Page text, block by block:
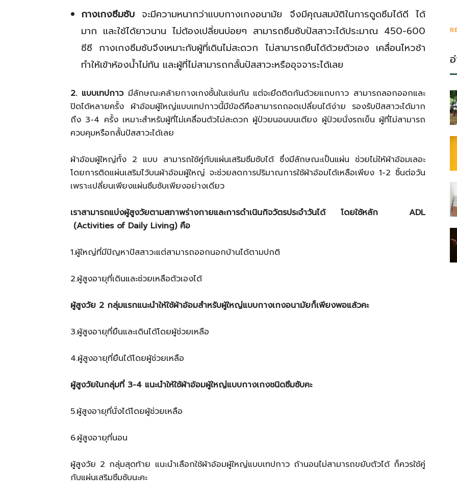
กางเกงซึมซับ จะมีความหนากว่าแบบกางเกงอนามัย จึงมีคุณสมบัติในการดูดซึมได้ดี ได้
มาก และใช้ได้ยาวนาน ไม่ต้องเปลี่ยนบ่อยๆ สามารถซึมซับปัสสาวะได้ประมาณ 450-600
ซีซี กางเกงซึมซับจึงเหมาะกับผู้ที่เดินไม่สะดวก ไม่สามารถยืนได้ด้วยตัวเอง เคลื่อนไหวช้า
ทำให้เข้าห้องน้ำไม่ทัน และผู้ที่ไม่สามารถกลั้นปัสสาวะหรืออุจจาระได้เลย
2. แบบเทปกาวมีลักษณะคล้ายกางเกงชั้นในเช่นกัน แต่จะยึดติดกันด้วยแถบกาว สามารถลอกออกและ
ปิดได้หลายครั้ง ผ้าอ้อมผู้ใหญ่แบบเทปกาวนี้มีข้อดีคือสามารถถอดเปลี่ยนได้ง่าย รองรับปัสสาวะได้มาก
ถึง 3-4 ครั้ง เหมาะสำหรับผู้ที่ไม่เคลื่อนตัวไม่สะดวก ผู้ป่วยนอนบนเตียง ผู้ป่วยนั่งรถเข็น ผู้ที่ไม่สามารถ
ควบคุมหรือกลั้นปัสสาวะได้เลย
ผ้าอ้อมผู้ใหญ่ทั้ง 2 แบบ สามารถใช้คู่กับแผ่นเสริมซึมซับได้ ซึ่งมีลักษณะเป็นแผ่น ช่วยไม่ให้ผ้าอ้อมเลอะ
โดยการติดแผ่นเสริมไว้บนผ้าอ้อมผู้ใหญ่ จะช่วยลดการปริมาณการใช้ผ้าอ้อมได้เหลือเพียง 1-2 ชิ้นต่อวัน
เพราะเปลี่ยนเพียงแผ่นซึมซับเพียงอย่างเดียว
เราสามารถแบ่งผู้สูงวัยตามสภาพร่างกายและการดำเนินกิจวัตรประจำวันได้ โดยใช้หลัก ADL
(Activities of Daily Living) คือ
1.ผู้ใหญ่ที่มีปัญหาปัสสาวะแต่สามารถออกนอกบ้านได้ตามปกติ
2.ผู้สูงอายุที่เดินและช่วยเหลือตัวเองได้
ผู้สูงวัย 2 กลุ่มแรกแนะนำให้ใช้ผ้าอ้อมสำหรับผู้ใหญ่แบบกางเกงอนามัยก็เพียงพอแล้วคะ
3.ผู้สูงอายุที่ยืนและเดินได้โดยผู้ช่วยเหลือ
4.ผู้สูงอายุที่ยืนได้โดยผู้ช่วยเหลือ
ผู้สูงวัยในกลุ่มที่ 3-4 แนะนำให้ใช้ผ้าอ้อมผู้ใหญ่แบบกางเกงชนิดซึมซับคะ
5.ผู้สูงอายุที่นั่งได้โดยผู้ช่วยเหลือ
6.ผู้สูงอายุที่นอน
ผู้สูงวัย 2 กลุ่มสุดท้าย แนะนำเลือกใช้ผ้าอ้อมผู้ใหญ่แบบเทปกาว ถ้านอนไม่สามารถขยับตัวได้ ก็ควรใช้คู่
กับแผ่นเสริมซึมซับนะคะ